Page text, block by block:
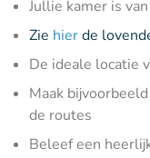
Jullie kamer is
Zie hierde
De ideale locatie
Maak
de routes
Beleef een